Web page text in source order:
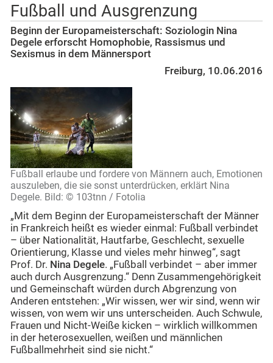
Fußball und Ausgrenzung
Beginn der Europameisterschaft: Soziologin Nina
Degele erforscht Homophobie, Rassismus und
Sexismus in dem Männersport
Freiburg, 10.06.2016
Fußball erlaube und fordere von Männern auch, Emotionen
auszuleben, die sie sonst unterdrücken, erklärt Nina
Degele. Bild: © 103tnn / Fotolia
„Mit dem Beginn der Europameisterschaft der Männer
in Frankreich heißt es wieder einmal: Fußball verbindet
– über Nationalität, Hautfarbe, Geschlecht, sexuelle
Orientierung, Klasse und vieles mehr hinweg“, sagt
Prof. Dr. Nina Degele. „Fußball verbindet – aber immer
auch durch Ausgrenzung.“ Denn Zusammengehörigkeit
und Gemeinschaft würden durch Abgrenzung von
Anderen entstehen: „Wir wissen, wer wir sind, wenn wir
wissen, von wem wir uns unterscheiden. Auch Schwule,
Frauen und Nicht-Weiße kicken – wirklich willkommen
in der heterosexuellen, weißen und männlichen
Fußballmehrheit sind sie nicht.“